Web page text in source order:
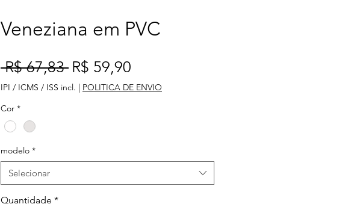
Veneziana em PVC
R$ 67,83 Preço normal
R$ 59,90
IPI / ICMS / ISS incl. | POLITICA DE ENVIO
Cor *
modelo *
Selecionar
Quantidade *